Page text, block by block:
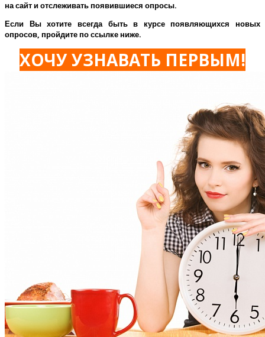
на сайт и отслеживать появившиеся опросы.
Если Вы хотите всегда быть в курсе появляющихся новых
опросов, пройдите по ссылке ниже.
ХОЧУ УЗНАВАТЬ ПЕРВЫМ!